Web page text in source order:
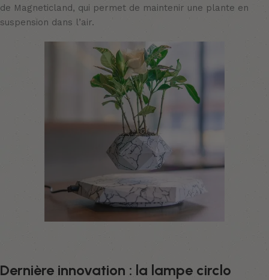
de Magneticland, qui permet de maintenir une plante en
suspension dans l’air.
Dernière innovation : la lampe circlo